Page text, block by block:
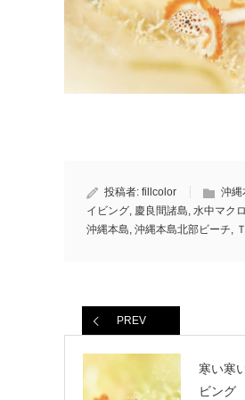
投稿者: fillcolor 沖縄
イビング, 慶良間諸島, 水中マクロ
沖縄本島, 沖縄本島北部ビーチ,
PREV
寒い寒
ビング